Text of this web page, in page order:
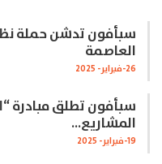
سبأفون تدشن حملة
العاصمة
26-فبراير- 2025
سبأفون تطلق مبادرة
المشاريع…
19-فبراير- 2025